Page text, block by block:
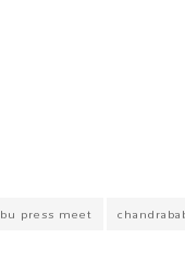
press meet